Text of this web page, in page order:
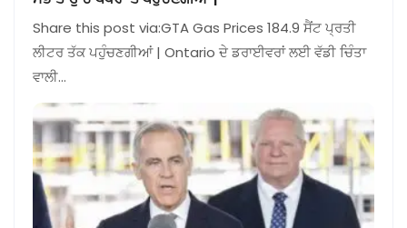
Share this post via:GTA Gas Prices 184.9 ਸੈਂਟ ਪ੍ਰਤੀ
ਲੀਟਰ ਤੱਕ ਪਹੁੰਚਣਗੀਆਂ | Ontario ਦੇ ਡਰਾਈਵਰਾਂ ਲਈ ਵੱਡੀ ਚਿੰਤਾ
ਵਾਲੀ…